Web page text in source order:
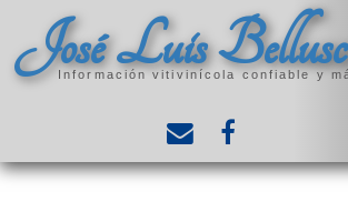
José Luis
Información vitivinícola confiable y